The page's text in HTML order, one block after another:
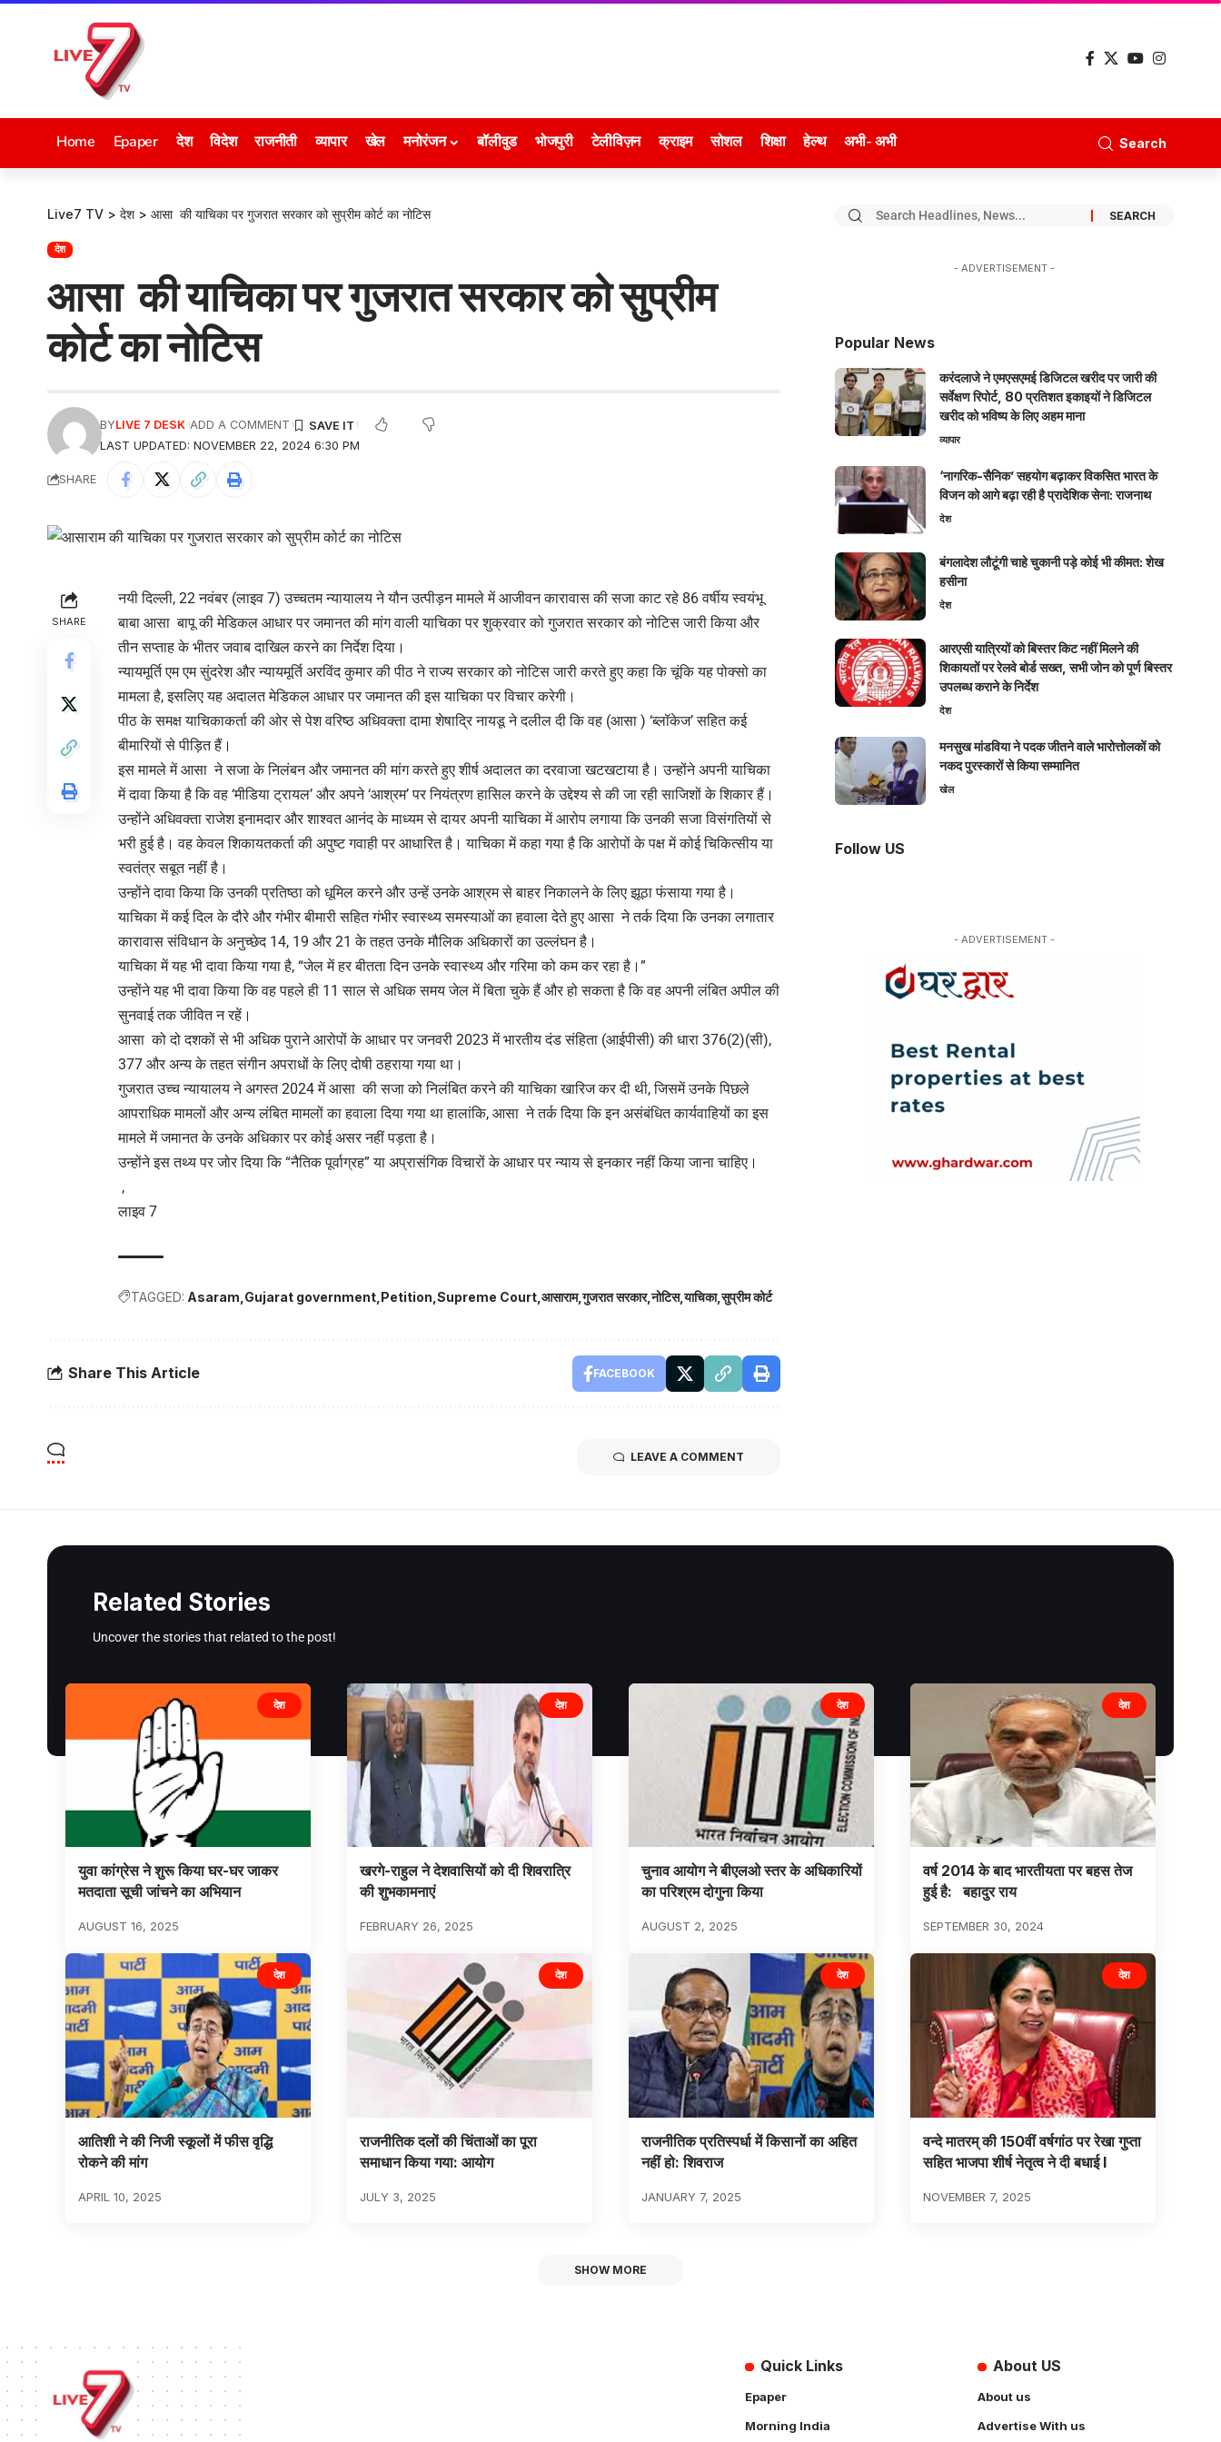
Home Epaper देश विदेश राजनीती व्यापार खेल मनोरंजन बॉलीवुड भोजपुरी टेलीविज़न क्राइम सोशल शिक्षा हेल्थ अभी- अभी Search
Live7 TV > देश > आसा की याचिका पर गुजरात सरकार को सुप्रीम कोर्ट का नोटिस
देश
आसा की याचिका पर गुजरात सरकार को सुप्रीम
कोर्ट का नोटिस
LAST UPDATED: NOVEMBER 22, 2024 6:30 PM
BYLIVE 7 DESK ADD A COMMENT
SHARE
SHARE
नयी दिल्ली, 22 नवंबर (लाइव 7) उच्चतम न्यायालय ने यौन उत्पीड़न मामले में आजीवन कारावास की सजा काट रहे 86 वर्षीय स्वयंभू
बाबा आसा बापू की मेडिकल आधार पर जमानत की मांग वाली याचिका पर शुक्रवार को गुजरात सरकार को नोटिस जारी किया और
तीन सप्ताह के भीतर जवाब दाखिल करने का निर्देश दिया।
न्यायमूर्ति एम एम सुंदरेश और न्यायमूर्ति अरविंद कुमार की पीठ ने राज्य सरकार को नोटिस जारी करते हुए कहा कि चूंकि यह पोक्सो का
मामला है, इसलिए यह अदालत मेडिकल आधार पर जमानत की इस याचिका पर विचार करेगी।
पीठ के समक्ष याचिकाकर्ता की ओर से पेश वरिष्ठ अधिवक्ता दामा शेषाद्रि नायडू ने दलील दी कि वह (आसा ) ‘ब्लॉकेज’ सहित कई
बीमारियों से पीड़ित हैं।
इस मामले में आसा ने सजा के निलंबन और जमानत की मांग करते हुए शीर्ष अदालत का दरवाजा खटखटाया है। उन्होंने अपनी याचिका
में दावा किया है कि वह ‘मीडिया ट्रायल’ और अपने ‘आश्रम’ पर नियंत्रण हासिल करने के उद्देश्य से की जा रही साजिशों के शिकार हैं।
उन्होंने अधिवक्ता राजेश इनामदार और शाश्वत आनंद के माध्यम से दायर अपनी याचिका में आरोप लगाया कि उनकी सजा विसंगतियों से
भरी हुई है। वह केवल शिकायतकर्ता की अपुष्ट गवाही पर आधारित है। याचिका में कहा गया है कि आरोपों के पक्ष में कोई चिकित्सीय या
स्वतंत्र सबूत नहीं है।
उन्होंने दावा किया कि उनकी प्रतिष्ठा को धूमिल करने और उन्हें उनके आश्रम से बाहर निकालने के लिए झूठा फंसाया गया है।
याचिका में कई दिल के दौरे और गंभीर बीमारी सहित गंभीर स्वास्थ्य समस्याओं का हवाला देते हुए आसा ने तर्क दिया कि उनका लगातार
कारावास संविधान के अनुच्छेद 14, 19 और 21 के तहत उनके मौलिक अधिकारों का उल्लंघन है।
याचिका में यह भी दावा किया गया है, “जेल में हर बीतता दिन उनके स्वास्थ्य और गरिमा को कम कर रहा है।”
उन्होंने यह भी दावा किया कि वह पहले ही 11 साल से अधिक समय जेल में बिता चुके हैं और हो सकता है कि वह अपनी लंबित अपील की
सुनवाई तक जीवित न रहें।
आसा को दो दशकों से भी अधिक पुराने आरोपों के आधार पर जनवरी 2023 में भारतीय दंड संहिता (आईपीसी) की धारा 376(2)(सी),
377 और अन्य के तहत संगीन अपराधों के लिए दोषी ठहराया गया था।
गुजरात उच्च न्यायालय ने अगस्त 2024 में आसा की सजा को निलंबित करने की याचिका खारिज कर दी थी, जिसमें उनके पिछले
आपराधिक मामलों और अन्य लंबित मामलों का हवाला दिया गया था हालांकि, आसा ने तर्क दिया कि इन असंबंधित कार्यवाहियों का इस
मामले में जमानत के उनके अधिकार पर कोई असर नहीं पड़ता है।
उन्होंने इस तथ्य पर जोर दिया कि “नैतिक पूर्वाग्रह” या अप्रासंगिक विचारों के आधार पर न्याय से इनकार नहीं किया जाना चाहिए।
,
लाइव 7
TAGGED: Asaram Gujarat government Petition Supreme Court आसाराम गुजरात सरकार नोटिस याचिका सुप्रीम कोर्ट
Share This Article FACEBOOK
LEAVE A COMMENT
- ADVERTISEMENT -
Popular News
करंदलाजे ने एमएसएमई डिजिटल खरीद पर जारी की
सर्वेक्षण रिपोर्ट, 80 प्रतिशत इकाइयों ने डिजिटल
खरीद को भविष्य के लिए अहम माना
व्यापार
‘नागरिक-सैनिक’ सहयोग बढ़ाकर विकसित भारत के
विजन को आगे बढ़ा रही है प्रादेशिक सेना: राजनाथ
देश
बंगलादेश लौटूंगी चाहे चुकानी पड़े कोई भी कीमत: शेख
हसीना
देश
आरएसी यात्रियों को बिस्तर किट नहीं मिलने की
शिकायतों पर रेलवे बोर्ड सख्त, सभी जोन को पूर्ण बिस्तर
उपलब्ध कराने के निर्देश
देश
मनसुख मांडविया ने पदक जीतने वाले भारोत्तोलकों को
नकद पुरस्कारों से किया सम्मानित
खेल
Follow US
- ADVERTISEMENT -
Related Stories
Uncover the stories that related to the post!
देश
युवा कांग्रेस ने शुरू किया घर-घर जाकर
मतदाता सूची जांचने का अभियान
AUGUST 16, 2025
देश
खरगे-राहुल ने देशवासियों को दी शिवरात्रि
की शुभकामनाएं
FEBRUARY 26, 2025
देश
चुनाव आयोग ने बीएलओ स्तर के अधिकारियों
का परिश्रम दोगुना किया
AUGUST 2, 2025
देश
वर्ष 2014 के बाद भारतीयता पर बहस तेज
हुई है: बहादुर राय
SEPTEMBER 30, 2024
देश
आतिशी ने की निजी स्कूलों में फीस वृद्धि
रोकने की मांग
APRIL 10, 2025
देश
राजनीतिक दलों की चिंताओं का पूरा
समाधान किया गया: आयोग
JULY 3, 2025
देश
राजनीतिक प्रतिस्पर्धा में किसानों का अहित
नहीं हो: शिवराज
JANUARY 7, 2025
देश
वन्दे मातरम् की 150वीं वर्षगांठ पर रेखा गुप्ता
सहित भाजपा शीर्ष नेतृत्व ने दी बधाई l
NOVEMBER 7, 2025
SHOW MORE
Quick Links
Epaper
Morning India
About US
About us
Advertise With us